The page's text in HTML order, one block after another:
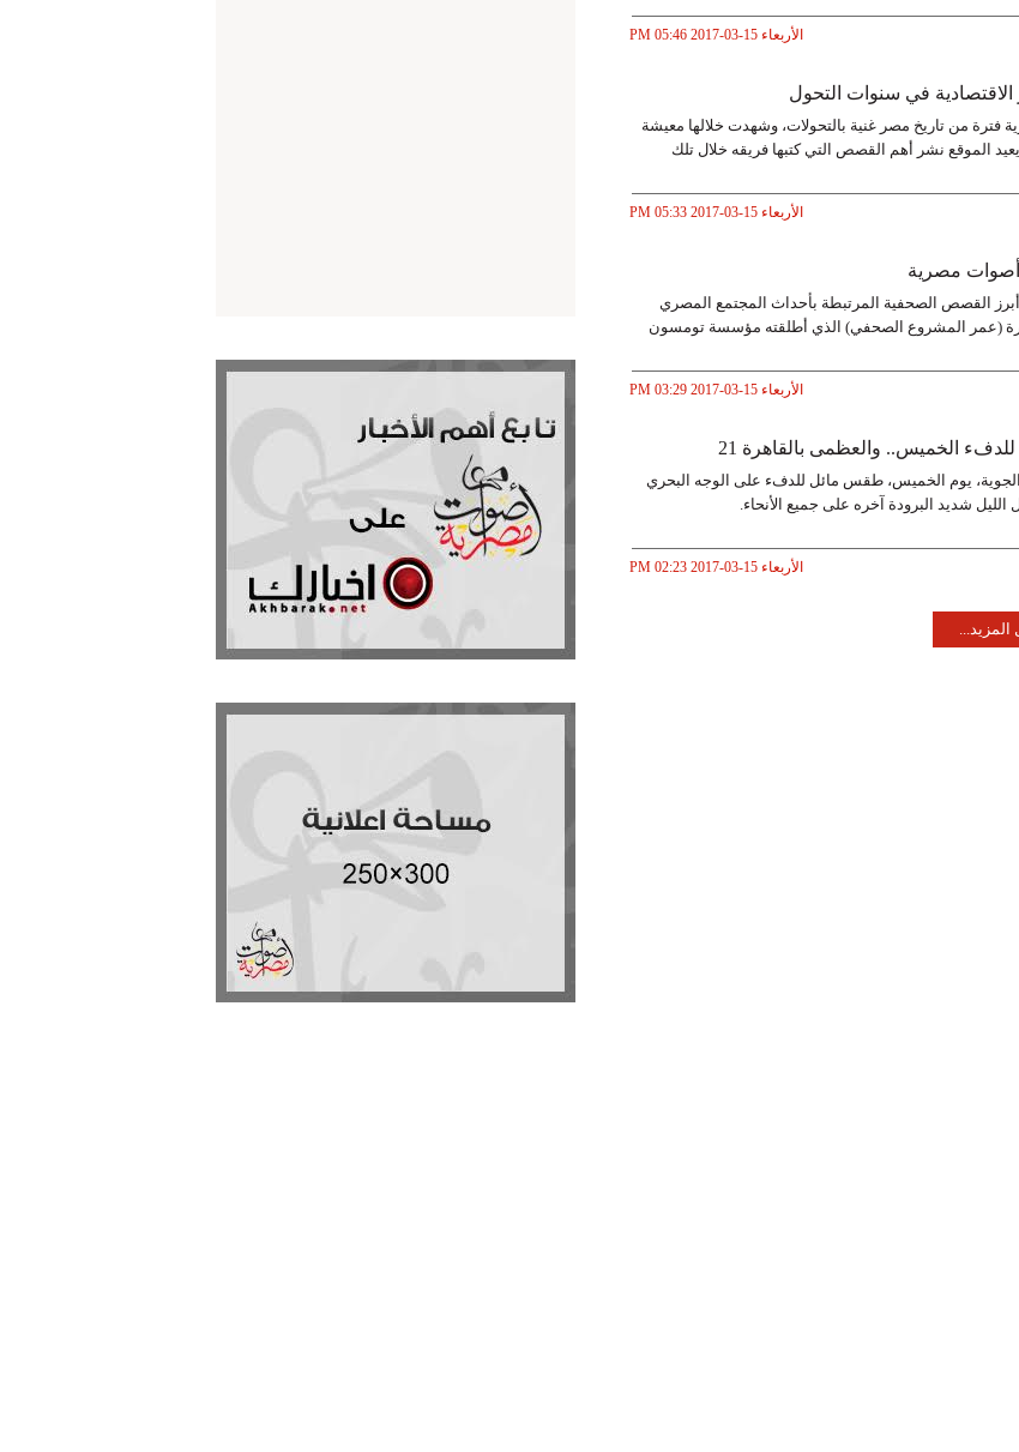
الأربعاء 15-03-2017 PM 05:46
في سنوات التحول
من تاريخ مصر غنية بالتحولات، وشهدت خلالها معيشة
الموقع نشر أهم القصص التي كتبها فريقه خلال تلك
الأربعاء 15-03-2017 PM 05:33
مصرية
القصص الصحفية المرتبطة بأحداث المجتمع المصري
(عمر المشروع الصحفي) الذي أطلقته مؤسسة تومسون
الأربعاء 15-03-2017 PM 03:29
الخميس.. والعظمى بالقاهرة 21
الجوية، يوم الخميس، طقس مائل للدفء على الوجه البحري
الليل شديد البرودة آخره على جميع الأنحاء.
الأربعاء 15-03-2017 PM 02:23